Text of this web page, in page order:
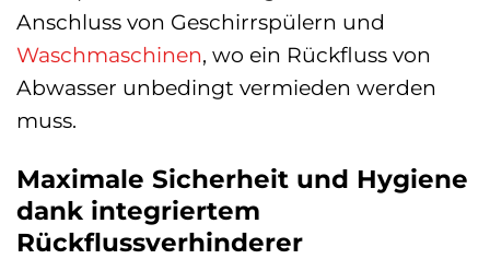
Anschluss von Geschirrspülern und
Waschmaschinen, wo ein Rückfluss von
Abwasser unbedingt vermieden werden
muss.
Maximale Sicherheit und Hygiene
dank integriertem
Rückflussverhinderer